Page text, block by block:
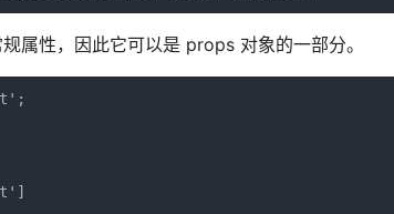
属性，因此它可以是 props 对象的一部分。